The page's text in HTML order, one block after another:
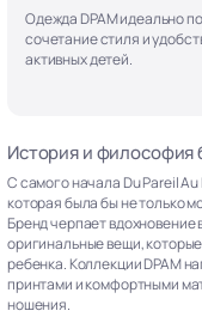
Одежда DPAM идеально
сочетание стиля и
активных детей.
История и философия
С самого начала Du Pareil
которая была бы не только
Бренд черпает вдохновение
оригинальные вещи,
ребенка. Коллекции DPAM
принтами и комфортными
ношения.